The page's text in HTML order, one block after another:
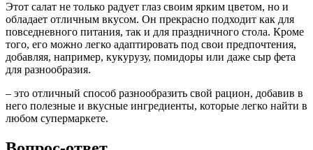
Этот салат не только радует глаз своим ярким цветом, но и
обладает отличным вкусом. Он прекрасно подходит как для
повседневного питания, так и для праздничного стола. Кроме
того, его можно легко адаптировать под свои предпочтения,
добавляя, например, кукурузу, помидоры или даже сыр фета
для разнообразия.
– это отличный способ разнообразить свой рацион, добавив в
него полезные и вкусные ингредиенты, которые легко найти в
любом супермаркете.